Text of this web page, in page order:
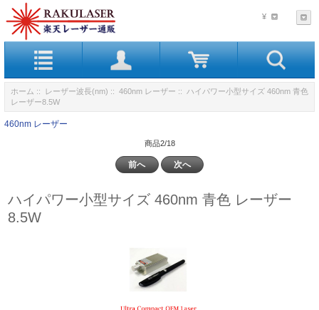
¥
ホーム :: レーザー波長(nm) :: 460nm レーザー :: ハイパワー小型サイズ 460nm 青色
レーザー8.5W
460nm レーザー
商品2/18
前へ 次へ
ハイパワー小型サイズ 460nm 青色 レーザー
8.5W